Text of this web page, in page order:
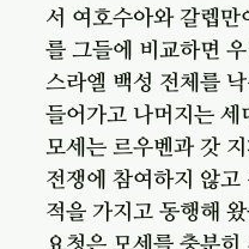
서 여호수아와 갈렙
를 그들에 비교하면
스라엘 백성 전체를
들어가고 나머지는
모세는 르우벤과 갓
전쟁에 참여하지 않
적을 가지고 동행해